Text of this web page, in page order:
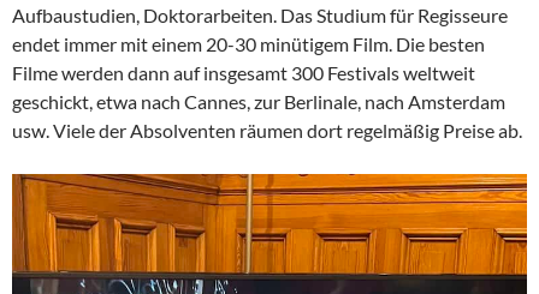
Aufbaustudien, Doktorarbeiten. Das Studium für Regisseure
endet immer mit einem 20-30 minütigem Film. Die besten
Filme werden dann auf insgesamt 300 Festivals weltweit
geschickt, etwa nach Cannes, zur Berlinale, nach Amsterdam
usw. Viele der Absolventen räumen dort regelmäßig Preise ab.